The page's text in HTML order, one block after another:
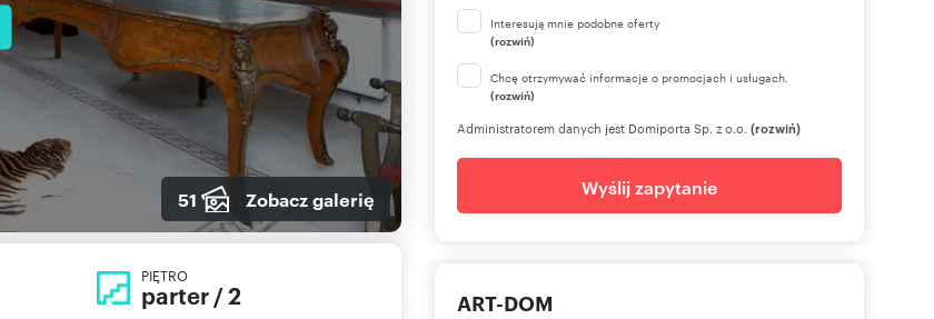
51 Zobacz galerię
PIĘTRO
parter / 2
Interesują mnie podobne oferty
(rozwiń)
Chcę otrzymywać informacje o promocjach i usługach.
(rozwiń)
Administratorem danych jest Domiporta Sp. z o.o. (rozwiń)
Wyślij zapytanie
ART-DOM